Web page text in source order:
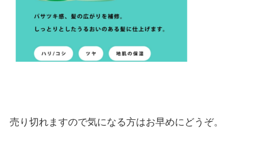
売り切れますので気になる方はお早めにどうぞ。